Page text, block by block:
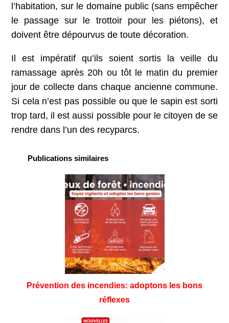
l’habitation, sur le domaine public (sans empêcher
le passage sur le trottoir pour les piétons), et
doivent être dépourvus de toute décoration.
Il est impératif qu’ils soient sortis la veille du
ramassage après 20h ou tôt le matin du premier
jour de collecte dans chaque ancienne commune.
Si cela n’est pas possible ou que le sapin est sorti
trop tard, il est aussi possible pour le citoyen de se
rendre dans l’un des recyparcs.
Publications similaires
Prévention des incendies: adoptons les bons
réflexes